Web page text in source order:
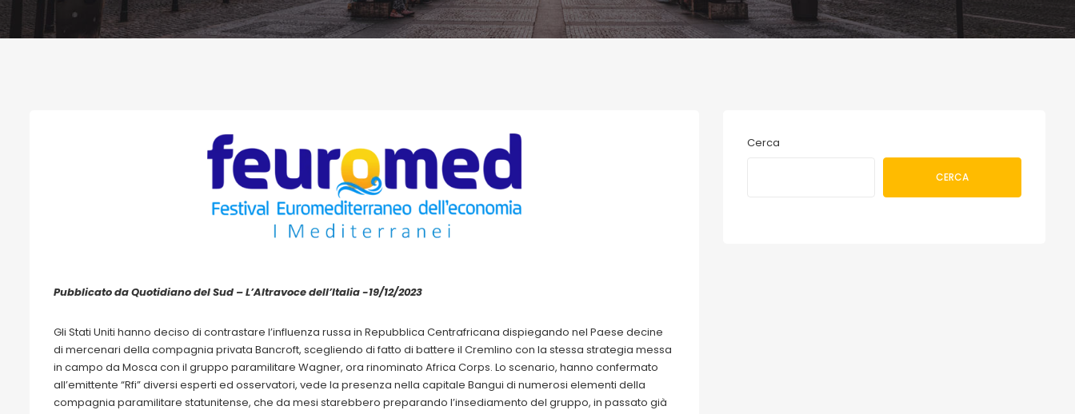
Pubblicato da Quotidiano del Sud – L’Altravoce dell’Italia -19/12/2023
Gli Stati Uniti hanno deciso di contrastare l’influenza russa in Repubblica Centrafricana dispiegando nel Paese decine
di mercenari della compagnia privata Bancroft, scegliendo di fatto di battere il Cremlino con la stessa strategia messa
in campo da Mosca con il gruppo paramilitare Wagner, ora rinominato Africa Corps. Lo scenario, hanno confermato
all’emittente “Rfi” diversi esperti ed osservatori, vede la presenza nella capitale Bangui di numerosi elementi della
compagnia paramilitare statunitense, che da mesi starebbero preparando l’insediamento del gruppo, in passato già
Cerca
CERCA